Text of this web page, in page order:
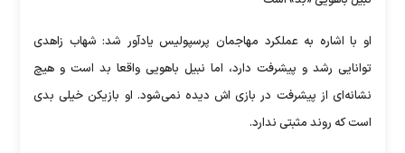
او با اشاره به عملکرد مهاجمان پرسپولیس یادآور شد: شهاب زاهدی
توانایی رشد و پیشرفت دارد، اما نبیل باهویی واقعا بد است و هیچ
نشانه‌ای از پیشرفت در بازی اش دیده نمی‌شود. او بازیکن خیلی بدی
است که روند مثبتی ندارد.